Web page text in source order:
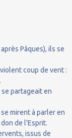
Pâques), ils se
coup de vent :
partageait en
mirent à parler en
de l'Esprit.
issus de